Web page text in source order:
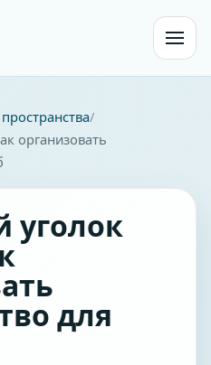
организовать
для